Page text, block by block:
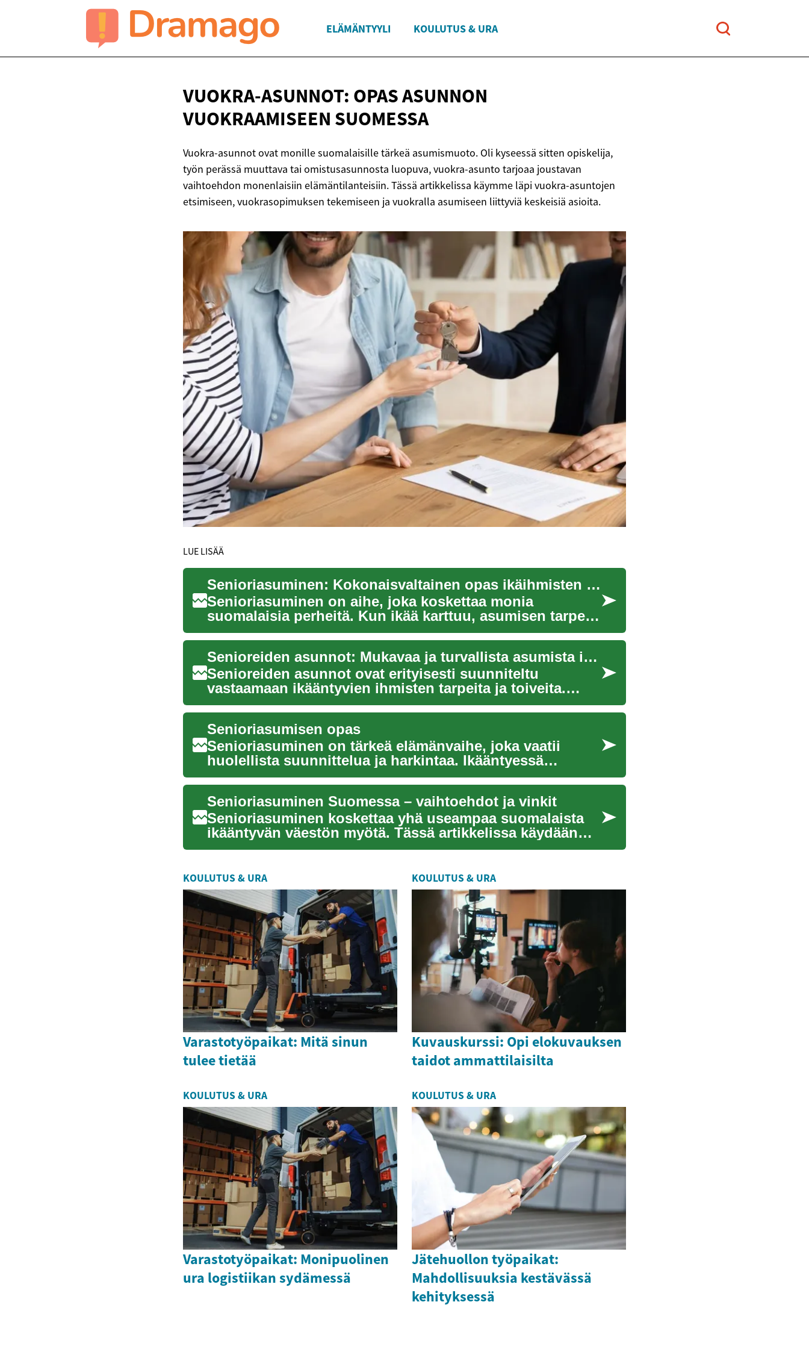
ELÄMÄNTYYLI KOULUTUS & URA
VUOKRA-ASUNNOT: OPAS ASUNNON
VUOKRAAMISEEN SUOMESSA
Vuokra-asunnot ovat monille suomalaisille tärkeä asumismuoto. Oli kyseessä sitten opiskelija,
työn perässä muuttava tai omistusasunnosta luopuva, vuokra-asunto tarjoaa joustavan
vaihtoehdon monenlaisiin elämäntilanteisiin. Tässä artikkelissa käymme läpi vuokra-asuntojen
etsimiseen, vuokrasopimuksen tekemiseen ja vuokralla asumiseen liittyviä keskeisiä asioita.
LUE LISÄÄ
Senioriasuminen: Kokonaisvaltainen opas ikäihmisten asumisvaihtoehtoihin
Senioriasuminen on aihe, joka koskettaa monia
suomalaisia perheitä. Kun ikää karttuu, asumisen tarpeet
muuttuvat ja o...
Senioreiden asunnot: Mukavaa ja turvallista asumista ikääntyville
Senioreiden asunnot ovat erityisesti suunniteltu
vastaamaan ikääntyvien ihmisten tarpeita ja toiveita.
Nämä asunnot t...
Senioriasumisen opas
Senioriasuminen on tärkeä elämänvaihe, joka vaatii
huolellista suunnittelua ja harkintaa. Ikääntyessä
asumisen tarpee...
Senioriasuminen Suomessa – vaihtoehdot ja vinkit
Senioriasuminen koskettaa yhä useampaa suomalaista
ikääntyvän väestön myötä. Tässä artikkelissa käydään
läpi eri asum...
KOULUTUS & URA
Varastotyöpaikat: Mitä sinun
tulee tietää
KOULUTUS & URA
Kuvauskurssi: Opi elokuvauksen
taidot ammattilaisilta
KOULUTUS & URA
Varastotyöpaikat: Monipuolinen
ura logistiikan sydämessä
KOULUTUS & URA
Jätehuollon työpaikat:
Mahdollisuuksia kestävässä
kehityksessä